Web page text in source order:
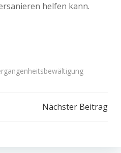
helfen kann.
Nächster Beitrag